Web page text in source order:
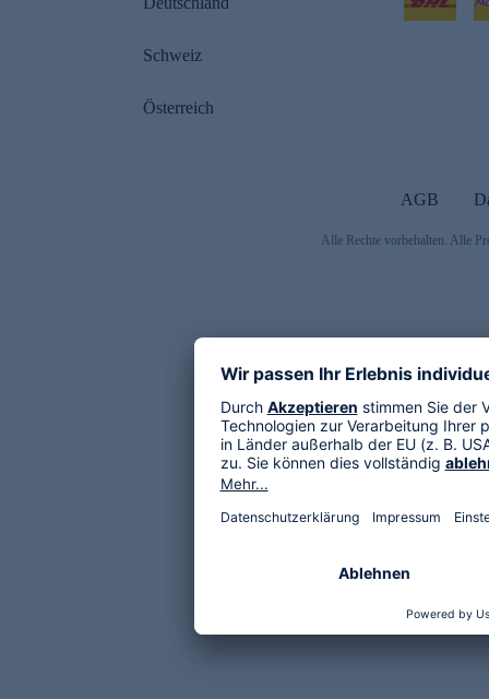
Schweiz
Österreich
AGB
Alle Rechte vorbehalten. Alle